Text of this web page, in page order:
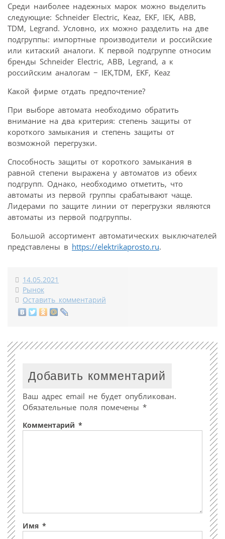
Среди наиболее надежных марок можно выделить
следующие: Schneider Electric, Keaz, EKF, IEK, ABB,
TDM, Legrand. Условно, их можно разделить на две
подгруппы: импортные производители и российские
или китаский аналоги. К первой подгруппе относим
бренды Schneider Electric, ABB, Legrand, а к
российским аналогам − IEK,TDM, EKF, Keaz
Какой фирме отдать предпочтение?
При выборе автомата необходимо обратить
внимание на два критерия: степень защиты от
короткого замыкания и степень защиты от
возможной перегрузки.
Способность защиты от короткого замыкания в
равной степени выражена у автоматов из обеих
подгрупп. Однако, необходимо отметить, что
автоматы из первой группы срабатывают чаще.
Лидерами по защите линии от перегрузки являются
автоматы из первой подгруппы.
Большой ассортимент автоматических выключателей
представлены в https://elektrikaprosto.ru.
14.05.2021
Рынок
Оставить комментарий
Добавить комментарий
Ваш адрес email не будет опубликован.
Обязательные поля помечены *
Комментарий *
Имя *